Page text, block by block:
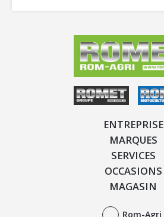
ENTREPRISE
MARQUES
SERVICES
OCCASIONS
MAGASIN
Rom-Agri